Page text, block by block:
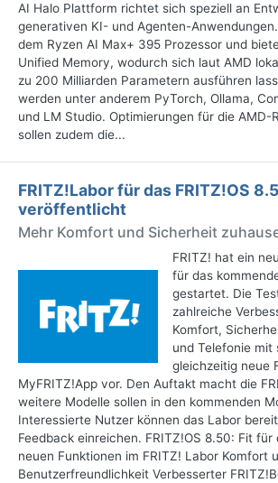
AI Halo Plattform richtet sich speziell an
generativen KI- und Agenten-
dem Ryzen AI Max+ 395 Prozessor und
Unified Memory, wodurch sich laut AMD
zu 200 Milliarden Parametern ausführen
werden unter anderem PyTorch, Ollama,
und LM Studio. Optimierungen für die AMD-
sollen zudem die...
FRITZ!Labor für das FRITZ!OS
veröffentlicht
Mehr Komfort und Sicherheit
FRITZ! hat ein
für das
gestartet. Die
zahlreiche
Komfort,
und Telefonie
gleichzeitig neue
MyFRITZ!App vor. Den Auftakt macht die
weitere Modelle sollen in den kommenden
Interessierte Nutzer können das Labor
Feedback einreichen. FRITZ!OS 8.50: Fit
neuen Funktionen im FRITZ! Labor Komfort
Benutzerfreundlichkeit Verbesserter